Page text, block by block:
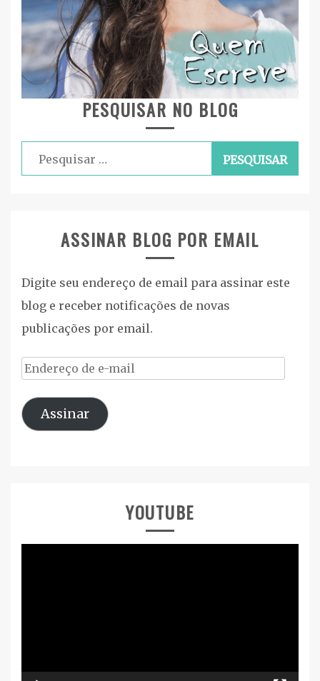
PESQUISAR NO BLOG
Pesquisar
por:
ASSINAR BLOG POR EMAIL
Digite seu endereço de email para assinar este
blog e receber notificações de novas
publicações por email.
Endereço
e-
Assinar
YOUTUBE